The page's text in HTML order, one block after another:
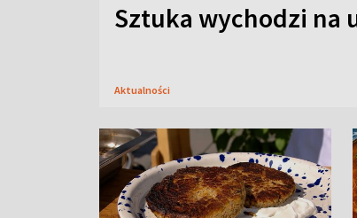
Sztuka wychodzi na
Aktualności